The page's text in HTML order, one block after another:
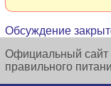
Обсуждение
Официальный сайт
правильного